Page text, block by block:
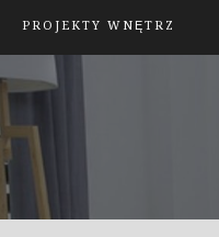
PROJEKTY WNĘTRZ